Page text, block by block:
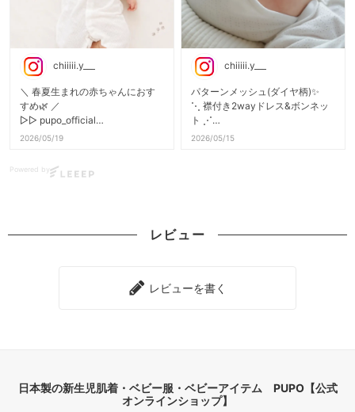
chiiiii.y___
＼ 春夏生まれの赤ちゃんにおす
すめ🌿 ／
▷▷ pupo_official
アイテムです✨
スナップボタンの留め方を変える
通気性のよいメッシュ素材で、
2026/05/19
chiiiii.y___
パターンメッシュ(ダイヤ柄)✨
⋱ 襟付き2wayドレス&ボンネッ
ト ⋰
▷▷ pupo_official
ヤ柄◇
2通りで着用することができます
メッシュ素材なのでとても通気性
がよく、
2026/05/15
Powered by
レビュー
レビューを書く
日本製の新生児肌着・ベビー服・ベビーアイテム PUPO【公式
オンラインショップ】